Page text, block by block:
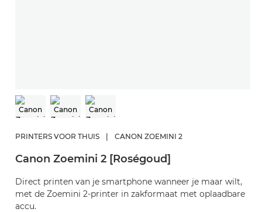
PRINTERS VOOR THUIS CANON ZOEMINI 2
Canon Zoemini 2 [Roségoud]
Direct printen van je smartphone wanneer je maar wilt,
met de Zoemini 2-printer in zakformaat met oplaadbare
accu.